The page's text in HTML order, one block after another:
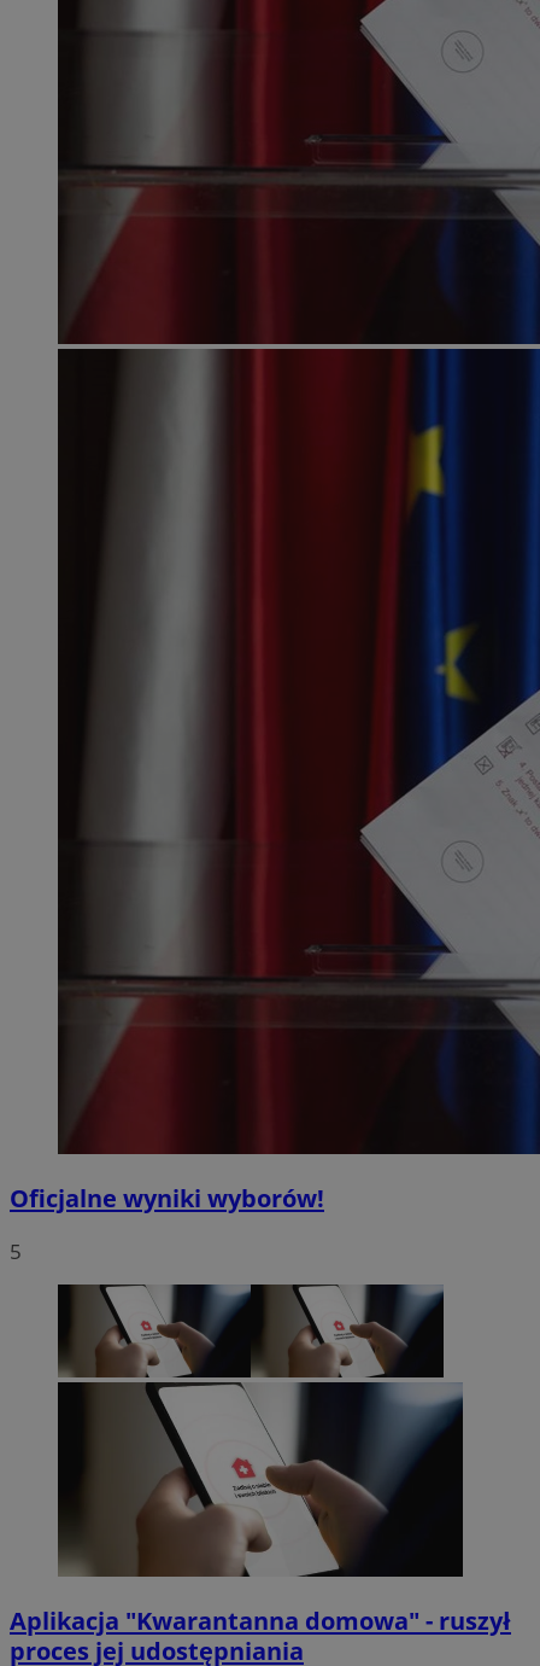
Oficjalne wyniki wyborów!
5
Aplikacja "Kwarantanna domowa" - ruszył
proces jej udostępniania